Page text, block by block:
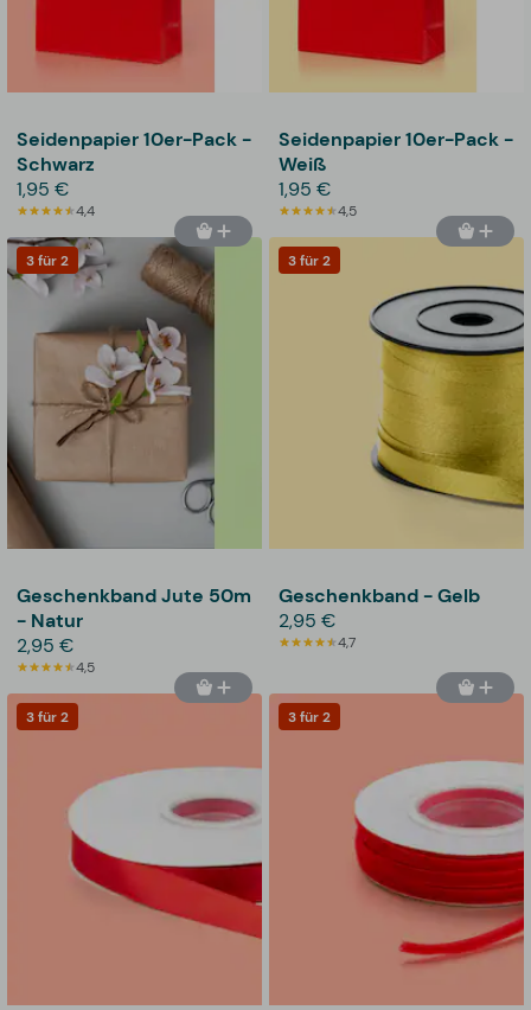
Seidenpapier 10er-Pack -
Schwarz
1,95 €
4,4
Seidenpapier 10er-Pack -
Weiß
1,95 €
4,5
3 für 2
Geschenkband Jute 50m
- Natur
2,95 €
4,5
3 für 2
Geschenkband - Gelb
2,95 €
4,7
3 für 2 3 für 2